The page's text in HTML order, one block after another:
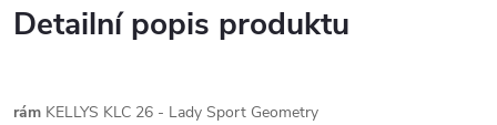
Detailní popis produktu
rám KELLYS KLC 26 - Lady Sport Geometry